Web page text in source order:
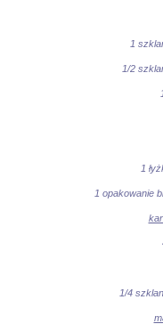
1
1/2
1
1 opakowanie
1/4